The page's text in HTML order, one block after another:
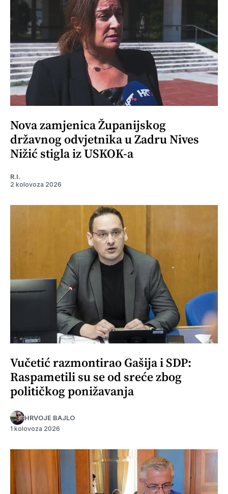
Nova zamjenica Županijskog
državnog odvjetnika u Zadru Nives
Nižić stigla iz USKOK-a
R.I.
2 kolovoza 2026
Vučetić razmontirao Gašija i SDP:
Raspametili su se od sreće zbog
političkog ponižavanja
HRVOJE BAJLO
1 kolovoza 2026